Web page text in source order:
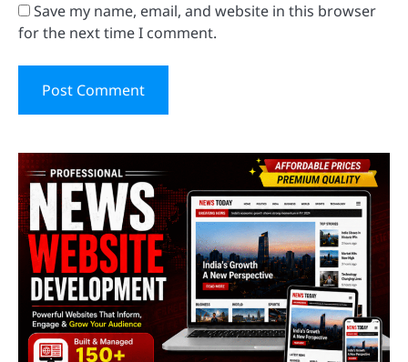
Save my name, email, and website in this browser
for the next time I comment.